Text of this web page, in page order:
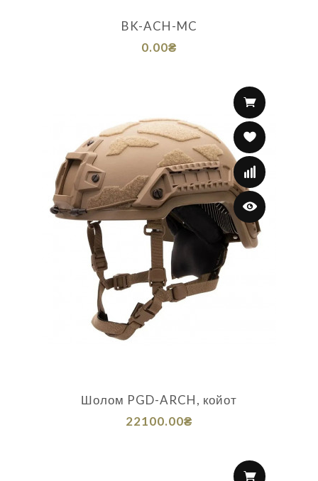
BK-ACH-MC
0.00₴
Шолом PGD-ARCH, койот
22100.00₴